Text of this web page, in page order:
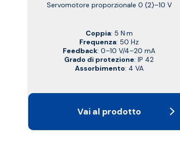
Servomotore proporzionale 0 (2)–10 V
Coppia: 5 N·m
Frequenza: 50 Hz
Feedback: 0–10 V/4–20 mA
Grado di protezione: IP 42
Assorbimento: 4 VA
Vai al prodotto